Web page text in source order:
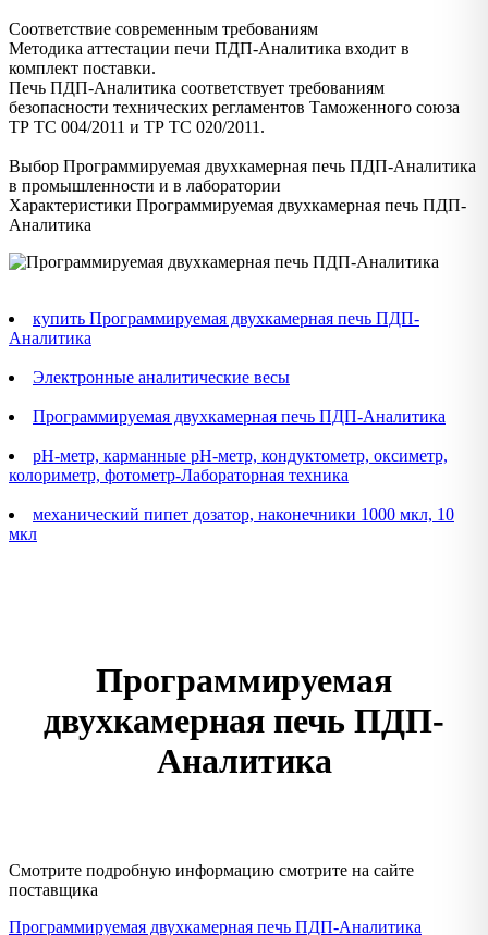
Соответствие современным требованиям
Методика аттестации печи ПДП-Аналитика входит в
комплект поставки.
Печь ПДП-Аналитика соответствует требованиям
безопасности технических регламентов Таможенного союза
ТР ТС 004/2011 и ТР ТС 020/2011.
Выбор Программируемая двухкамерная печь ПДП-Аналитика
в промышленности и в лаборатории
Характеристики Программируемая двухкамерная печь ПДП-
Аналитика
купить Программируемая двухкамерная печь ПДП-
Аналитика
Электронные аналитические весы
Программируемая двухкамерная печь ПДП-Аналитика
pH-метр, карманные рН-метр, кондуктометр, оксиметр,
колориметр, фотометр-Лабораторная техника
механический пипет дозатор, наконечники 1000 мкл, 10
мкл
Программируемая
двухкамерная печь ПДП-
Аналитика
Смотрите подробную информацию смотрите на сайте
поставщика
Программируемая двухкамерная печь ПДП-Аналитика